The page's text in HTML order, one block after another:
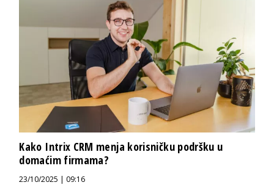
Kako Intrix CRM menja korisničku podršku u
domaćim firmama?
23/10/2025 | 09:16